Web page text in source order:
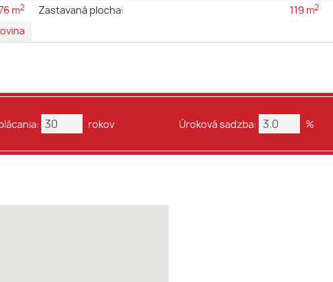
m2 Zastavaná plocha: 119 m2
rokov Úroková sadzba: %